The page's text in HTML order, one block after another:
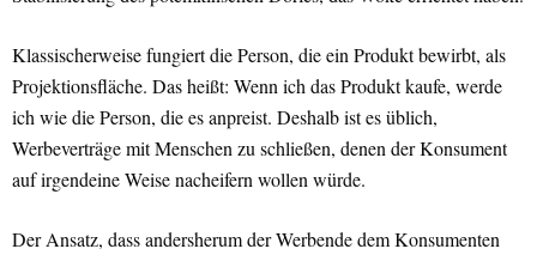
Klassischerweise fungiert die Person, die ein Produkt bewirbt, als
Projektionsfläche. Das heißt: Wenn ich das Produkt kaufe, werde
ich wie die Person, die es anpreist. Deshalb ist es üblich,
Werbeverträge mit Menschen zu schließen, denen der Konsument
auf irgendeine Weise nacheifern wollen würde.
Der Ansatz, dass andersherum der Werbende dem Konsumenten